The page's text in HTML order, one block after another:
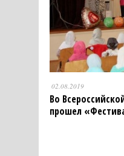
02.08.2019
Во
прошел